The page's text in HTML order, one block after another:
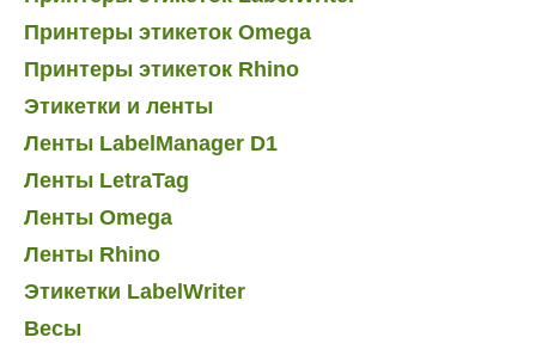
Принтеры этикеток Omega
Принтеры этикеток Rhino
Этикетки и ленты
Ленты LabelManager D1
Ленты LetraTag
Ленты Omega
Ленты Rhino
Этикетки LabelWriter
Весы